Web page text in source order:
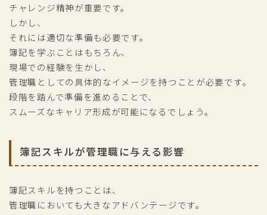
チャレンジ精神が重要です。
しかし、
それには適切な準備も必要です。
簿記を学ぶことはもちろん、
現場での経験を生かし、
管理職としての具体的なイメージを持つことが必要です。
段階を踏んで準備を進めることで、
スムーズなキャリア形成が可能になるでしょう。
簿記スキルが管理職に与える影響
簿記スキルを持つことは、
管理職においても大きなアドバンテージです。